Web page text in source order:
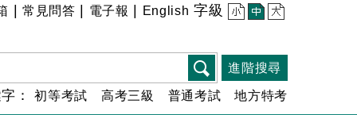
常見問答 電子報 English 字級 小 中 大
進階搜尋
字：初等考試 高考三級 普通考試 地方特考